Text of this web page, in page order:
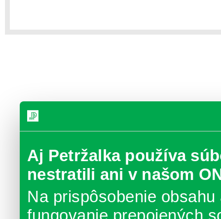
Aj Petržalka používa
nestratili ani v našom
Na prispôsobenie